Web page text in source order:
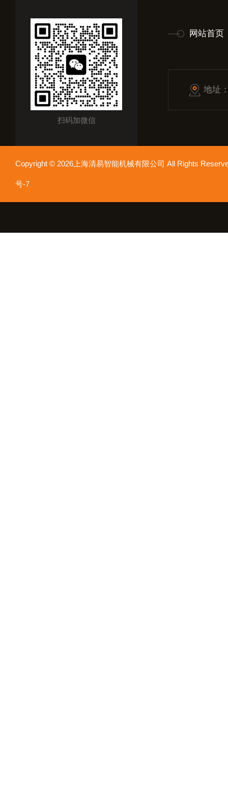
扫码加微信
网站首页
地址
Copyright © 2026上海清易智能机械有限公司 All Rights
号-7